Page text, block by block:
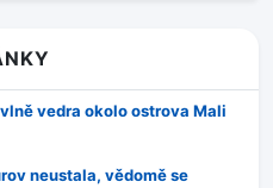
vedra okolo ostrova Mali
neustala, vědomě se